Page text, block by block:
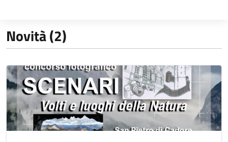
Novità (2)